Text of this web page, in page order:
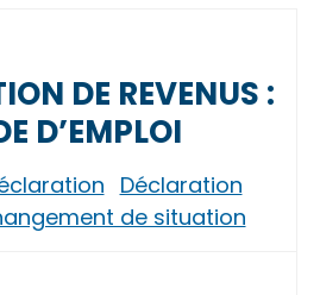
DE REVENUS :
D’EMPLOI
Déclaration
de situation